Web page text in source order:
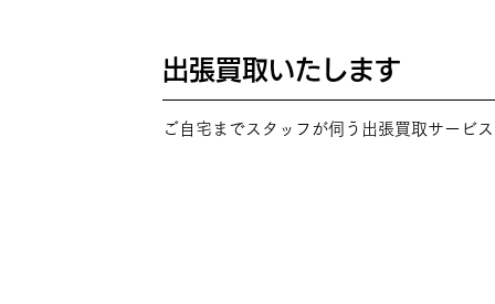
出張買取いたします
ご自宅までスタッフが伺う出張買取サービ